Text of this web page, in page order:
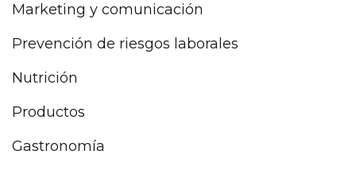
Marketing y comunicación
Prevención de riesgos laborales
Nutrición
Productos
Gastronomía